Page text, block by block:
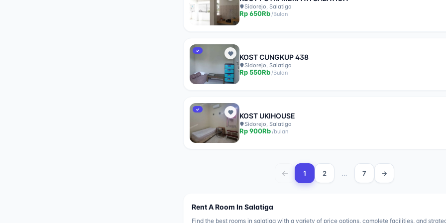
Sidorejo, Salatiga
Rp650Rb/Bulan
✓
KOST CUNGKUP 438
Sidorejo, Salatiga
Rp 550Rb/Bulan
✓
KOST UKIHOUSE
Sidorejo, Salatiga
Rp900Rb/bulan
← 1 2 … 7 →
Rent A Room In Salatiga
Find the best rooms in salatiga with a variety of price options, complete facilities, and